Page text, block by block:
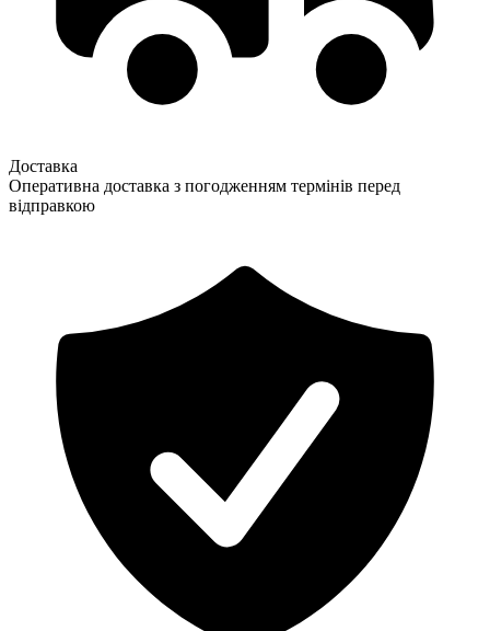
Доставка
Оперативна доставка з погодженням термінів перед
відправкою